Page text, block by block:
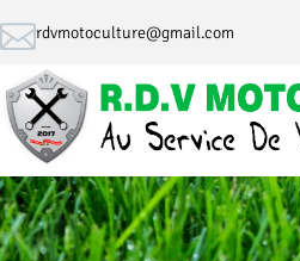
rdvmotoculture@gmail.com